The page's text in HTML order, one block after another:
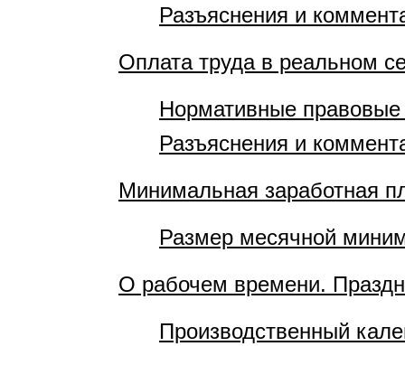
Разъяснения и
Оплата труда в реальном
Нормативные правовые
Разъяснения и
Минимальная заработная
Размер месячной
О рабочем времени.
Производственный